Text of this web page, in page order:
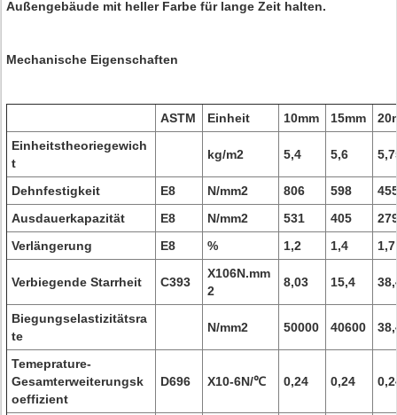
Außengebäude mit heller Farbe für lange Zeit halten.
Mechanische Eigenschaften
ASTM Einheit 10mm 15mm
Einheitstheoriegewich
t
kg/m2 5,4 5,6
Dehnfestigkeit E8 N/mm2 806 598
Ausdauerkapazität
E8 N/mm2 531 405
Verlängerung
E8 % 1,2 1,4 1,7
Verbiegende Starrheit C393
X106N.mm
2
8,03 15,4
Biegungselastizitätsra
te
N/mm2 50000 40600
Temeprature-
Gesamterweiterungsk
oeffizient
D696 X10-6N/℃ 0,24 0,24